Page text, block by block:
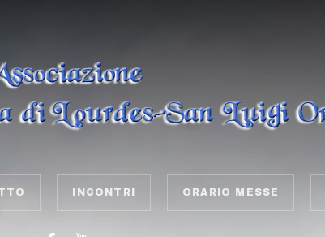
INCONTRI ORARIO MESSE